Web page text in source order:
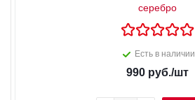
серебро
Есть в наличии
990 руб./шт